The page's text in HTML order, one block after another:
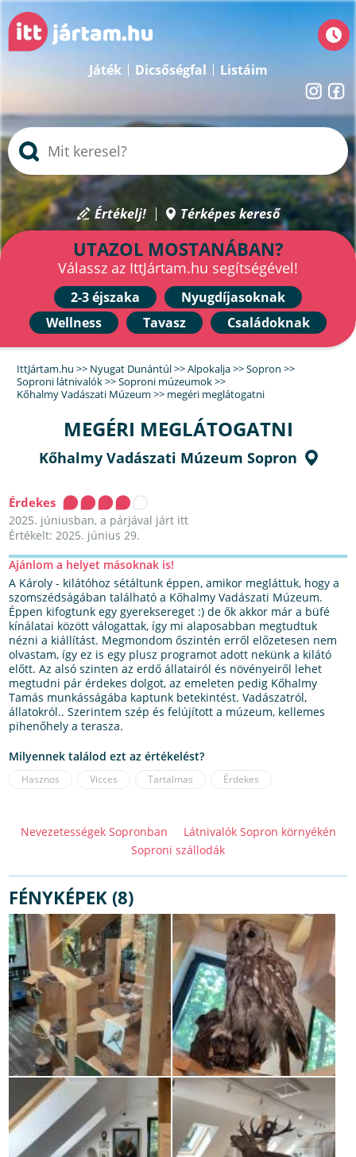
Játék Dicsőségfal Listáim
Értékelj! Térképes kereső
UTAZOL MOSTANÁBAN?
Válassz az IttJártam.hu segítségével!
2-3 éjszaka
Nyugdíjasoknak
Wellness
Tavasz Családoknak
IttJártam.hu >> Nyugat Dunántúl>>Alpokalja>>Sopron >>
Soproni látnivalók>>Soproni múzeumok>>
Kőhalmy Vadászati Múzeum >> megéri meglátogatni
MEGÉRI MEGLÁTOGATNI
Kőhalmy Vadászati Múzeum Sopron
Érdekes
2025. júniusban, a párjával járt itt
Értékelt: 2025. június 29.
Ajánlom a helyet másoknak is!
A Károly - kilátóhoz sétáltunk éppen, amikor megláttuk, hogy a
szomszédságában található a Kőhalmy Vadászati Múzeum.
Éppen kifogtunk egy gyereksereget :) de ők akkor már a büfé
kínálatai között válogattak, így mi alaposabban megtudtuk
nézni a kiállítást. Megmondom őszintén erről előzetesen nem
olvastam, így ez is egy plusz programot adott nekünk a kilátó
előtt. Az alsó szinten az erdő állatairól és növényeiről lehet
megtudni pár érdekes dolgot, az emeleten pedig Kőhalmy
Tamás munkásságába kaptunk betekintést. Vadászatról,
állatokról.. Szerintem szép és felújított a múzeum, kellemes
pihenőhely a terasza.
Milyennek találod ezt az értékelést?
Hasznos Vicces Tartalmas Érdekes
Nevezetességek Sopronban
Látnivalók Sopron környékén
Soproni szállodák
FÉNYKÉPEK (8)